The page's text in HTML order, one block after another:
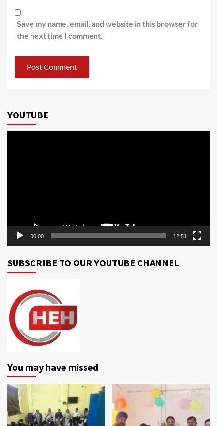
Save my name, email, and website in this browser for
the next time I comment.
YOUTUBE
00:00 12:51
SUBSCRIBE TO OUR YOUTUBE CHANNEL
You may have missed